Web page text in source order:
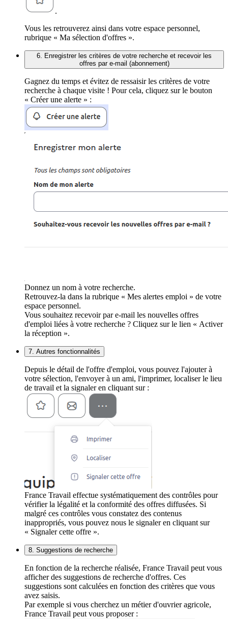
.
Vous les retrouverez ainsi dans votre espace personnel,
rubrique « Ma sélection d'offres ».
6. Enregistrer les critères de votre recherche et recevoir les
offres par e-mail (abonnement)
Gagnez du temps et évitez de ressaisir les critères de votre
recherche à chaque visite ! Pour cela, cliquez sur le bouton
« Créer une alerte » :
Donnez un nom à votre recherche.
Retrouvez-la dans la rubrique « Mes alertes emploi » de votre
espace personnel.
Vous souhaitez recevoir par e-mail les nouvelles offres
d'emploi liées à votre recherche ? Cliquez sur le lien « Activer
la réception ».
7. Autres fonctionnalités
Depuis le détail de l'offre d'emploi, vous pouvez l'ajouter à
votre sélection, l'envoyer à un ami, l'imprimer, localiser le lieu
de travail et la signaler en cliquant sur :
France Travail effectue systématiquement des contrôles pour
vérifier la légalité et la conformité des offres diffusées. Si
malgré ces contrôles vous constatez des contenus
inappropriés, vous pouvez nous le signaler en cliquant sur
« Signaler cette offre ».
8. Suggestions de recherche
En fonction de la recherche réalisée, France Travail peut vous
afficher des suggestions de recherche d'offres. Ces
suggestions sont calculées en fonction des critères que vous
avez saisis.
Par exemple si vous cherchez un métier d'ouvrier agricole,
France Travail peut vous proposer :